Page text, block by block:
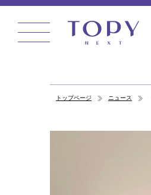
トップページ ニュース